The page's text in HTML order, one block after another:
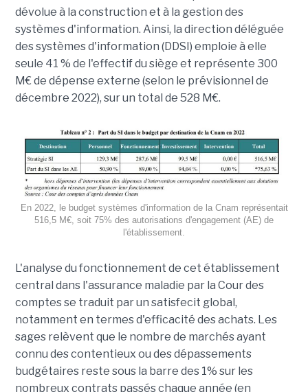
dévolue à la construction et à la gestion des
systèmes d'information. Ainsi, la direction déléguée
des systèmes d'information (DDSI) emploie à elle
seule 41 % de l'effectif du siège et représente 300
M€ de dépense externe (selon le prévisionnel de
décembre 2022), sur un total de 528 M€.
En 2022, le budget systèmes d'information de la Cnam représentait
516,5 M€, soit 75% des autorisations d'engagement (AE) de
l'établissement.
L'analyse du fonctionnement de cet établissement
central dans l'assurance maladie par la Cour des
comptes se traduit par un satisfecit global,
notamment en termes d'efficacité des achats. Les
sages relèvent que le nombre de marchés ayant
connu des contentieux ou des dépassements
budgétaires reste sous la barre des 1% sur les
nombreux contrats passés chaque année (en